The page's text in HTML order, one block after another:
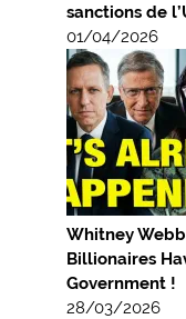
sanctions de
01/04/2026
Whitney Webb
Billionaires
Government !
28/03/2026